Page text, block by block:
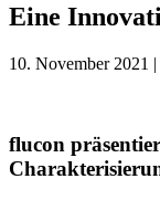
Eine
10. November 2021 |
flucon